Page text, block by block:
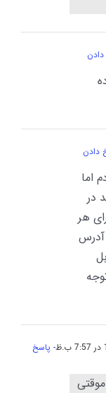
دادن
اما
در
هر
آدرس
- پاسخ